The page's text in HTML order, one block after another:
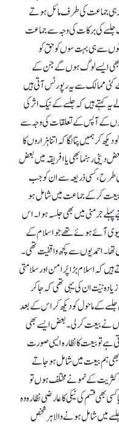
ہی جماعت کی طرف مائل ہوتے
کی برکات کی وجہ سے جماعت
سے ہی بہت سوں کو حق کو
بھی ایسے لوگ ہوں گے جن کے
کئی ممالک سے یہ رپورٹس آتی ہیں
کہتے ہیں کہ جلسے کے نیک اثر کی
لوگوں کے آپس کے تعلقات کی وجہ سے
کر ہمیں پتا لگا کہ اتنا ہزاروں کا
دینی رہنما بھی یا افریقہ میں بعض
طرح، کسی ذریعہ سے ان کو جب
بیعت کر کے جماعت میں شامل ہو
پہلے جرمنی میں بھی جلسہ ہوا۔ اس
آئے ہوئے تھے جو اسلام کے
تھا۔ احمدیوں سے کچھ واقفیت تھی۔
کہ اسلام بڑا پُر امن اور سلامتی
نیّت ان کی یہی تھی کہ جا کر
کے ماحول کو دیکھ کر اس کے بعد
نے بیعت کر لی۔ بعض ایسے بھی
ہے تو بیعت کا نظارہ ایسی صورت
بھی ہم بیعت میں شامل ہو جاتے
کے نمونے مختلف ہوں تو
بھی قسم کی نیکی کا عارضی نظارہ وہ
جلسے میں شامل ہونے والا ہر شخص